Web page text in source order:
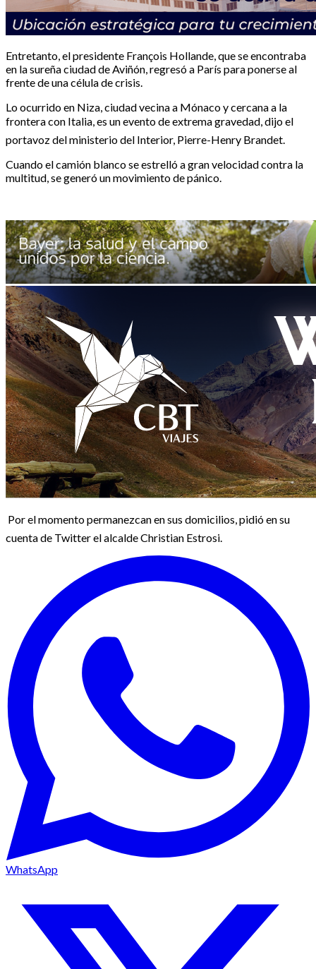
Entretanto, el presidente François Hollande, que se encontraba
en la sureña ciudad de Aviñón, regresó a París para ponerse al
frente de una célula de crisis.
Lo ocurrido en Niza, ciudad vecina a Mónaco y cercana a la
frontera con Italia, es un evento de extrema gravedad, dijo el
portavoz del ministerio del Interior, Pierre-Henry Brandet.
Cuando el camión blanco se estrelló a gran velocidad contra la
multitud, se generó un movimiento de pánico.
Por el momento permanezcan en sus domicilios, pidió en su
cuenta de Twitter el alcalde Christian Estrosi.
WhatsApp